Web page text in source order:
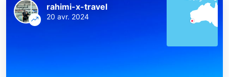
rahimi-x-travel
20 avr. 2024